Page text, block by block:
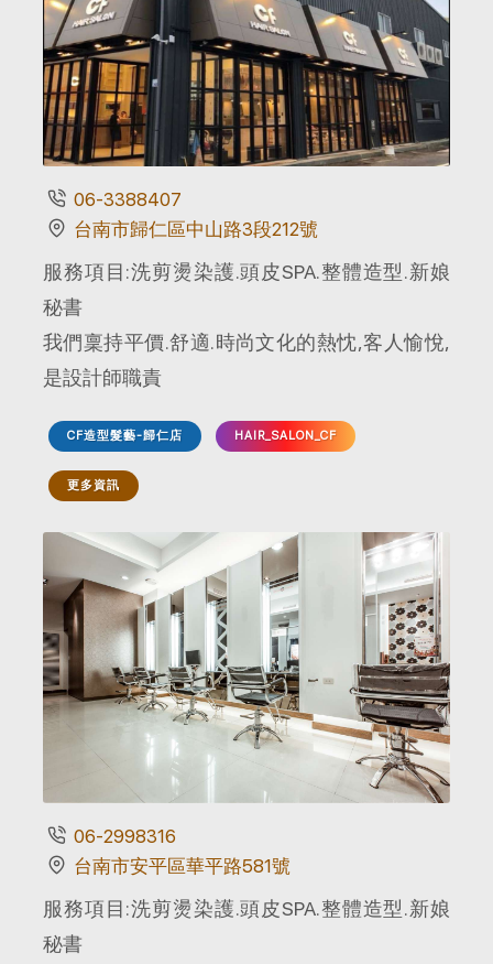
06-3388407
台南市歸仁區中山路3段212號
服務項目:洗剪燙染護.頭皮SPA.整體造型.新娘
秘書
我們稟持平價.舒適.時尚文化的熱忱,客人愉悅,
是設計師職責
CF造型髮藝-歸仁店 HAIR_SALON_CF
更多資訊
06-2998316
台南市安平區華平路581號
服務項目:洗剪燙染護.頭皮SPA.整體造型.新娘
秘書